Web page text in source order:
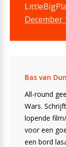
December
Bas van Dun
All-round
Wars.
lopende
voor een
een bord